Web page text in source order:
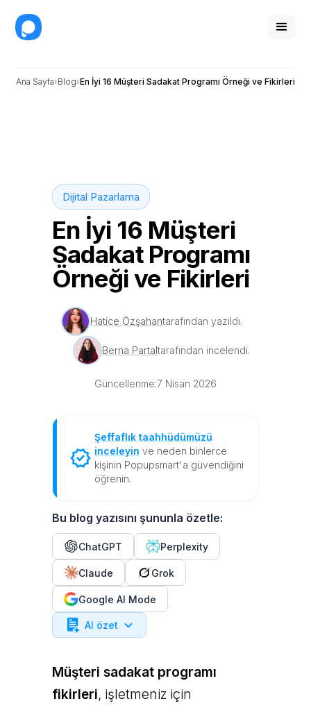
Ana Sayfa Blog En İyi 16 Müşteri Sadakat Programı Örneği ve Fikirleri
Dijital Pazarlama
En İyi 16 Müşteri
Sadakat Programı
Örneği ve Fikirleri
Hatice Özşahantarafından yazıldı.
Berna Partaltarafından incelendi.
Güncellenme:7 Nisan 2026
Şeffaflık taahhüdümüzü
inceleyin ve neden binlerce
kişinin Popupsmart'a güvendiğini
öğrenin.
Bu blog yazısını şununla özetle:
ChatGPT Perplexity
Claude Grok
Google AI Mode
AI özet
Müşteri sadakat programı
fikirleri, işletmeniz için